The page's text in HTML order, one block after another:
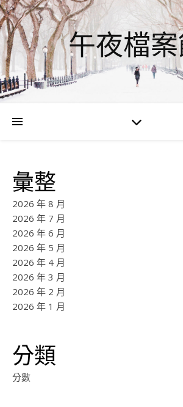
午夜檔
彙整
2026 年 8 月
2026 年 7 月
2026 年 6 月
2026 年 5 月
2026 年 4 月
2026 年 3 月
2026 年 2 月
2026 年 1 月
分類
分數